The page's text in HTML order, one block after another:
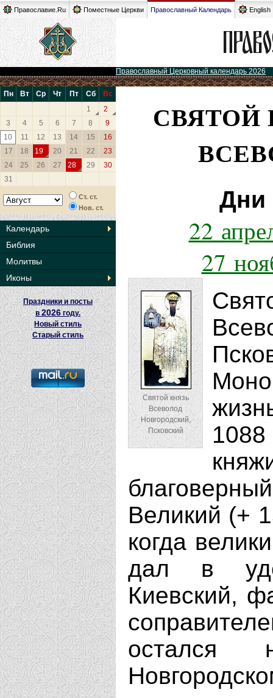
Православие.Ru Поместные Церкви Православный Календарь English
Православный Церковный календарь 2026
Пн Вт Ср Чт Пт Сб
Вс
1
2
3
4 5 6 7 8
9
10
11 12 13 14 15
16
17
18 19 20 21 22
23
24
25 26 27 28 29
30
31
Ст. ст.
Нов. ст.
Календарь
Библия
Молитвы
Иконы
Праздники и посты
в 2026 году.
Новый стиль
Старый стиль
СВЯТОЙ
Дни
22
27
Святой князь
Всеволод
Новгородский,
Псковский
Великий (+
когда
дал в
Киевский,
остался